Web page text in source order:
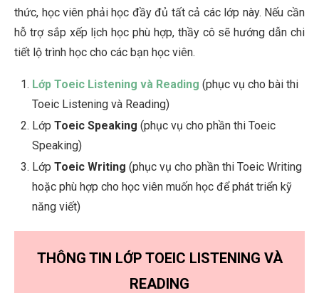
thức, học viên phải học đầy đủ tất cả các lớp này. Nếu cần
hỗ trợ sắp xếp lịch học phù hợp, thầy cô sẽ hướng dẫn chi
tiết lộ trình học cho các bạn học viên.
Lớp Toeic Listening và Reading (phục vụ cho bài thi
Toeic Listening và Reading)
Lớp Toeic Speaking (phục vụ cho phần thi Toeic
Speaking)
Lớp Toeic Writing (phục vụ cho phần thi Toeic Writing
hoặc phù hợp cho học viên muốn học để phát triển kỹ
năng viết)
THÔNG TIN LỚP TOEIC LISTENING VÀ
READING